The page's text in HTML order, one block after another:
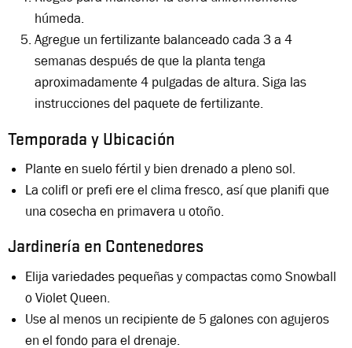
húmeda.
Agregue un fertilizante balanceado cada 3 a 4
semanas después de que la planta tenga
aproximadamente 4 pulgadas de altura. Siga las
instrucciones del paquete de fertilizante.
Temporada y Ubicación
Plante en suelo fértil y bien drenado a pleno sol.
La colifl or prefi ere el clima fresco, así que planifi que
una cosecha en primavera u otoño.
Jardinería en Contenedores
Elija variedades pequeñas y compactas como Snowball
o Violet Queen.
Use al menos un recipiente de 5 galones con agujeros
en el fondo para el drenaje.